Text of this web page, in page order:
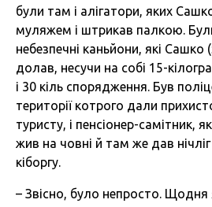
були там і алігатори, яких
муляжем і штрикав палкою.
небезпечні каньйони, які Сашко
долав, несучи на собі 15-
і 30 кіль спорядження. Був
території котрого дали
туристу, і пенсіонер-самітник,
жив на човні й там же дав
кіборгу.
– Звісно, було непросто.